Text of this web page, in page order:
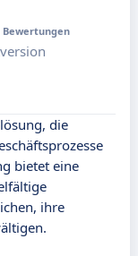
Bewertungen
die
bietet eine
ihre